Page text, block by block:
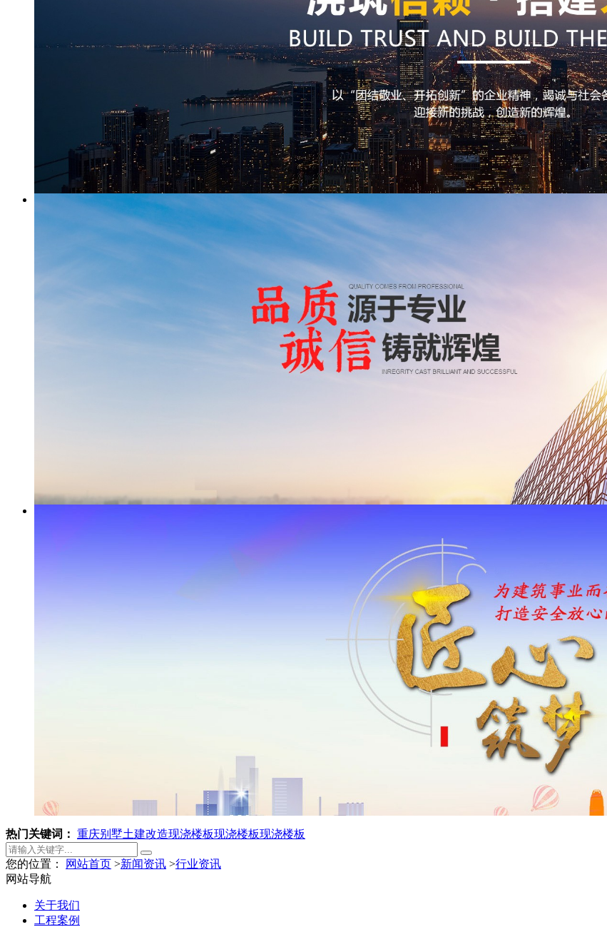
热门关键词： 重庆别墅土建改造现浇楼板现浇楼板现浇楼板
您的位置： 网站首页 >新闻资讯 >行业资讯
网站导航
关于我们
工程案例